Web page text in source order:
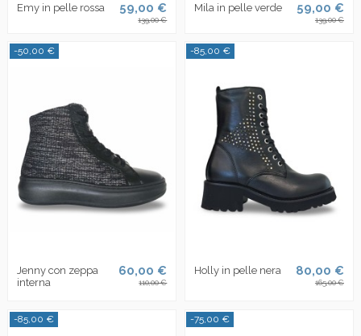
Emy in pelle rossa 59,00 €
139,00 €
Mila in pelle verde 59,00 €
139,00 €
-50,00 €
Jenny con zeppa
interna
60,00 €
110,00 €
-85,00 €
Holly in pelle nera 80,00 €
165,00 €
-85,00 € -75,00 €